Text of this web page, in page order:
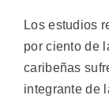
Los estudios
por ciento de
caribeñas
integrante de